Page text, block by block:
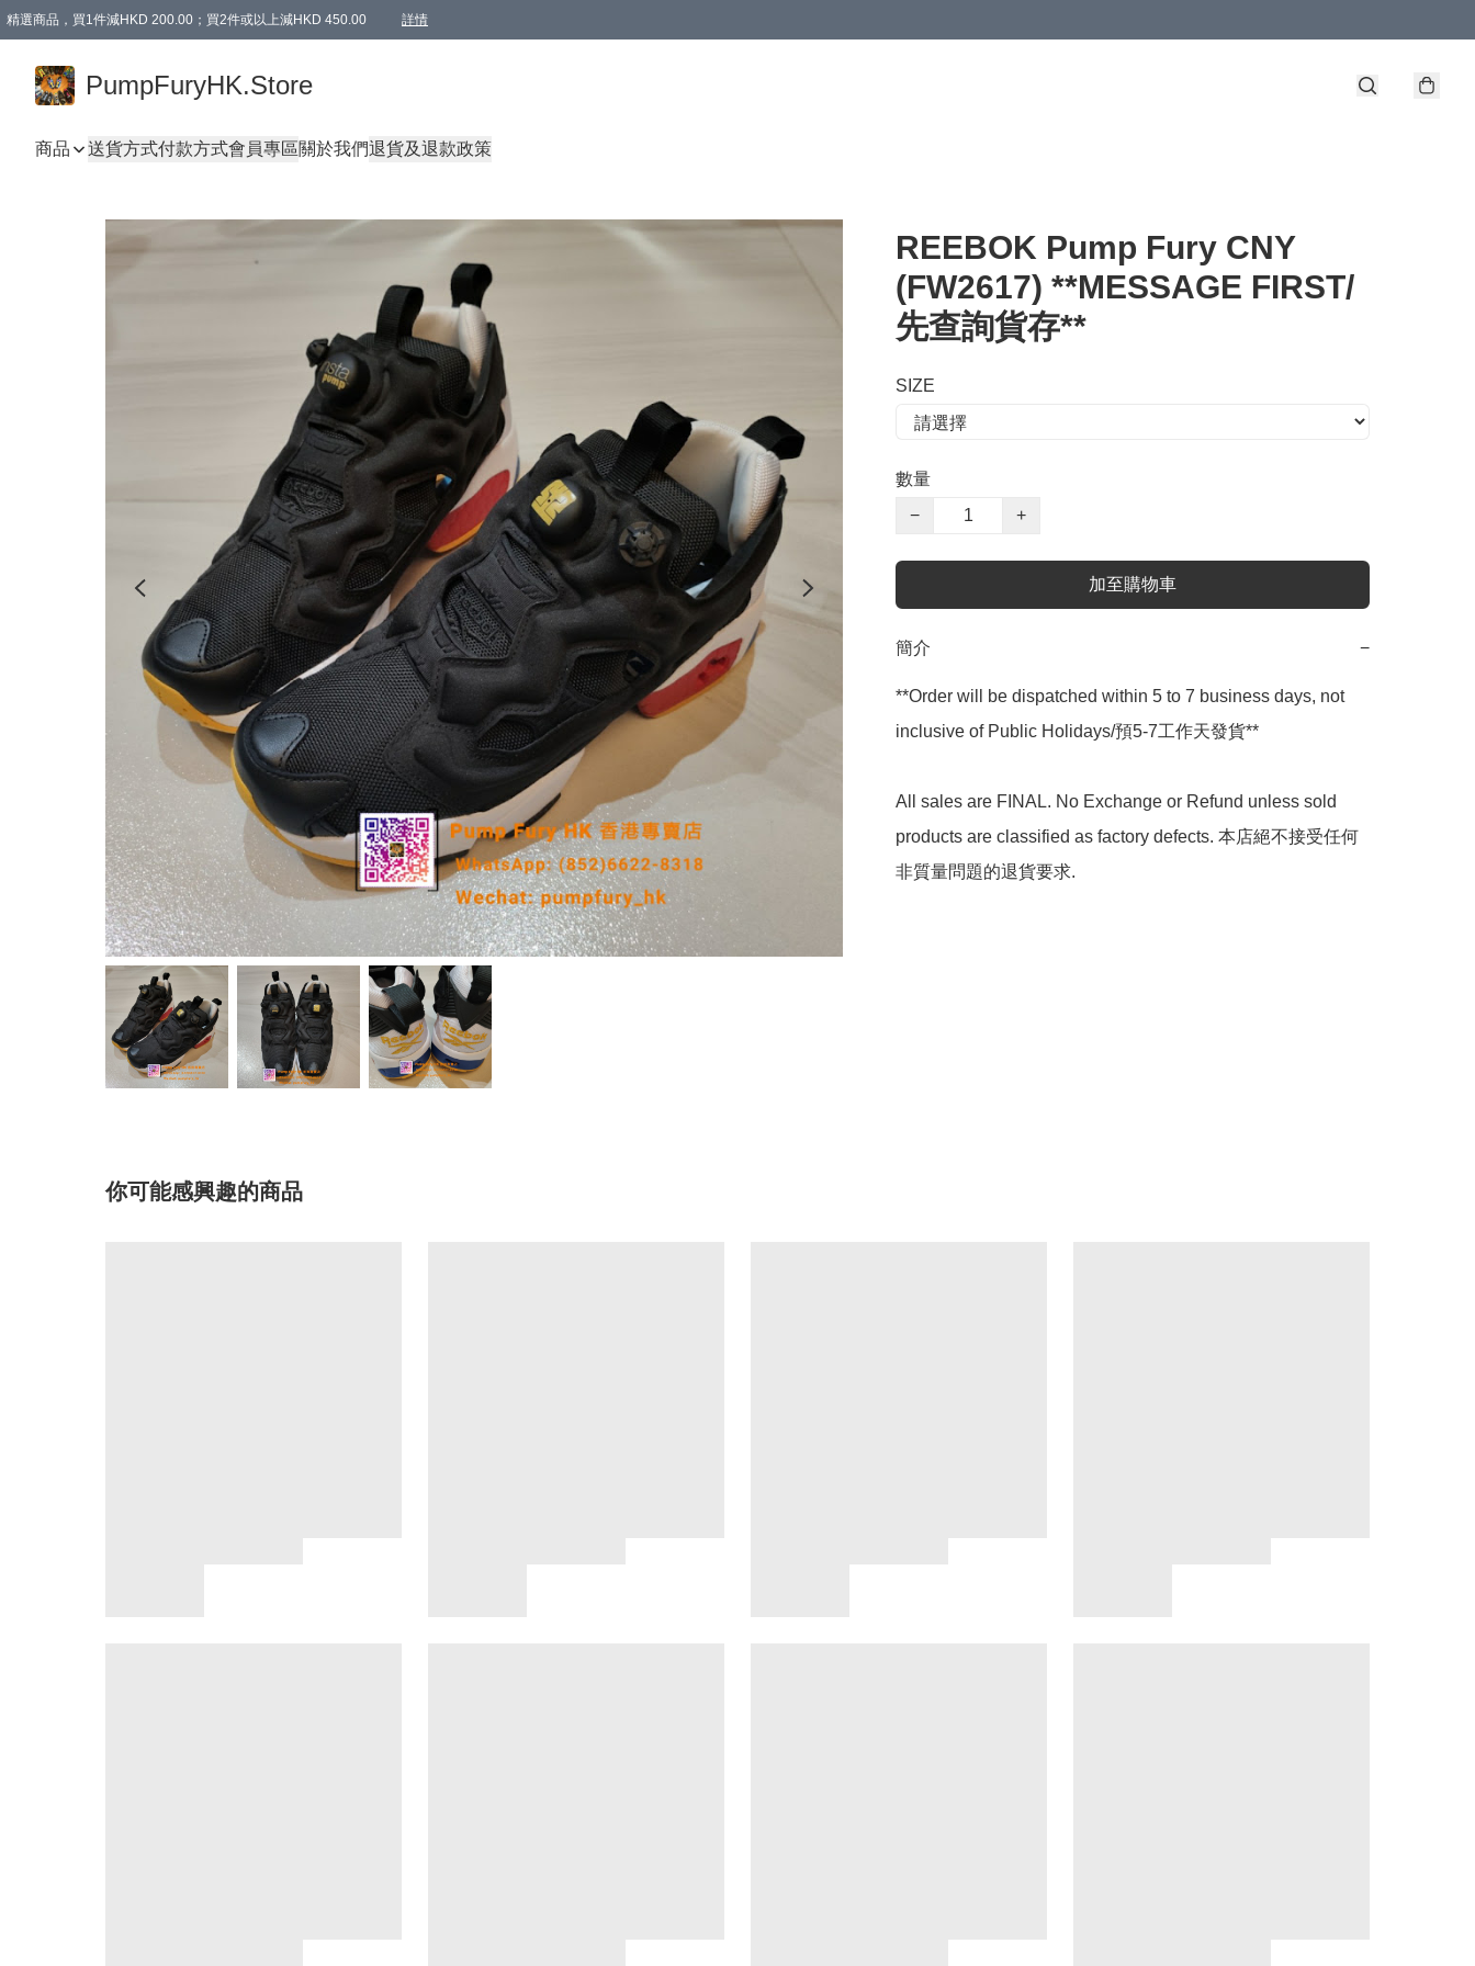
精選商品，買1件減HKD 200.00；買2件或以上減HKD 450.00 詳情
PumpFuryHK.Store
商品 送貨方式付款方式會員專區關於我們退貨及退款政策
REEBOK Pump Fury CNY
(FW2617) **MESSAGE FIRST/
先查詢貨存**
SIZE
數量
−
+
加至購物車
簡介 −
**Order will be dispatched within 5 to 7 business days, not
inclusive of Public Holidays/預5-7工作天發貨**
All sales are FINAL. No Exchange or Refund unless sold
products are classified as factory defects. 本店絕不接受任何
非質量問題的退貨要求.
你可能感興趣的商品